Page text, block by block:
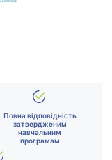
Повна відповідність
затвердженим
навчальним
програмам